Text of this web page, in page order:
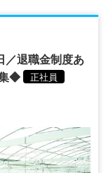
／退職金制度あ
集◆
正社員